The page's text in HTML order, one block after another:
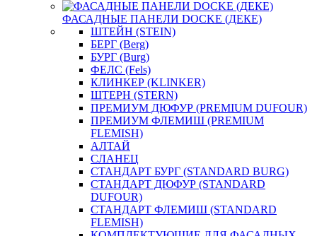
ФАСАДНЫЕ ПАНЕЛИ DOCKE (ДЕКЕ)
ШТЕЙН (STEIN)
БЕРГ (Berg)
БУРГ (Burg)
ФЕЛС (Fels)
КЛИНКЕР (KLINKER)
ШТЕРН (STERN)
ПРЕМИУМ ДЮФУР (PREMIUM DUFOUR)
ПРЕМИУМ ФЛЕМИШ (PREMIUM
FLEMISH)
АЛТАЙ
СЛАНЕЦ
СТАНДАРТ БУРГ (STANDARD BURG)
СТАНДАРТ ДЮФУР (STANDARD
DUFOUR)
СТАНДАРТ ФЛЕМИШ (STANDARD
FLEMISH)